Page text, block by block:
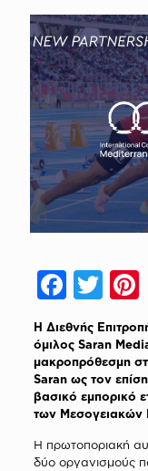
Η Διεθνής
όμιλος Saran
μακροπρόθεσμη
Saran ως τον
βασικό εμπορικό
των Μεσογειακών
Η πρωτοποριακή
δύο οργανισμούς